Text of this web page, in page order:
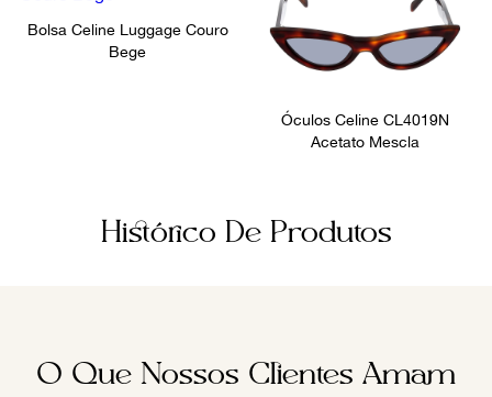
Bolsa Celine Luggage Couro
Bege
Óculos Celine CL4019N
Acetato Mescla
Histórico De Produtos
O Que Nossos Clientes Amam